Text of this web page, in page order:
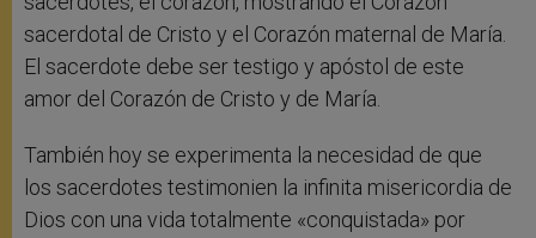
sacerdotal de Cristo y el Corazón maternal de María.
El sacerdote debe ser testigo y apóstol de este
amor del Corazón de Cristo y de María.
También hoy se experimenta la necesidad de que
los sacerdotes testimonien la infinita misericordia de
Dios con una vida totalmente «conquistada» por